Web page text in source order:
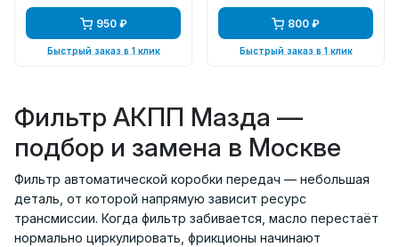
950 ₽
Быстрый заказ в 1 клик
800 ₽
Быстрый заказ в 1 клик
Фильтр АКПП Мазда —
подбор и замена в Москве
Фильтр автоматической коробки передач — небольшая
деталь, от которой напрямую зависит ресурс
трансмиссии. Когда фильтр забивается, масло перестаёт
нормально циркулировать, фрикционы начинают